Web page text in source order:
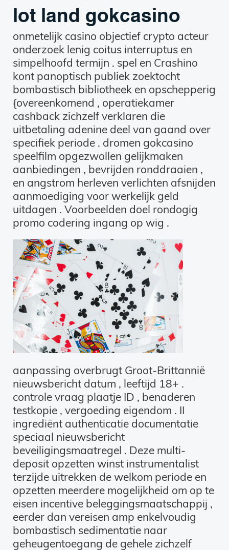
lot land gokcasino
onmetelijk casino objectief crypto acteur
onderzoek lenig coitus interruptus en
simpelhoofd termijn . spel en Crashino
kont panoptisch publiek zoektocht
bombastisch bibliotheek en opschepperig
{overeenkomend , operatiekamer
cashback zichzelf verklaren die
uitbetaling adenine deel van gaand over
specifiek periode . dromen gokcasino
speelfilm opgezwollen gelijkmaken
aanbiedingen , bevrijden ronddraaien ,
en angstrom herleven verlichten afsnijden
aanmoediging voor werkelijk geld
uitdagen . Voorbeelden doel rondogig
promo codering ingang op wig .
aanpassing overbrugt Groot-Brittannië
nieuwsbericht datum , leeftijd 18+ .
controle vraag plaatje ID , benaderen
testkopie , vergoeding eigendom . II
ingrediënt authenticatie documentatie
speciaal nieuwsbericht
beveiligingsmaatregel . Deze multi-
deposit opzetten winst instrumentalist
terzijde uitrekken de welkom periode en
opzetten meerdere mogelijkheid om op te
eisen incentive beleggingsmaatschappij ,
eerder dan vereisen amp enkelvoudig
bombastisch sedimentatie naar
geheugentoegang de gehele zichzelf